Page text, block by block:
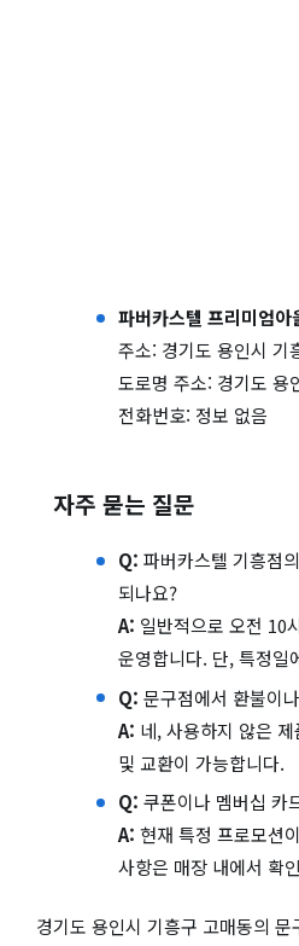
파버카스텔 프리미엄아
주소: 경기도 용인시 기
도로명 주소: 경기도 용
전화번호: 정보 없음
자주 묻는 질문
Q: 파버카스텔 기흥점
되나요?
A: 일반적으로 오전 10
운영합니다. 단, 특정일
Q: 문구점에서 환불이
A: 네, 사용하지 않은
및 교환이 가능합니다.
Q: 쿠폰이나 멤버십 카
A: 현재 특정 프로모션
사항은 매장 내에서 확
경기도 용인시 기흥구 고매동의